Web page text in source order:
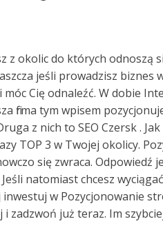
z okolic do których odnoszą
jeśli prowadzisz
Cię odnaleźć. W dobie
firma tym wpisem
z nich to SEO Czersk .
TOP 3 w Twojej okolicy.
się zwraca. Odpowiedź
natomiast chcesz
w Pozycjonowanie
i zadzwoń już teraz. Im